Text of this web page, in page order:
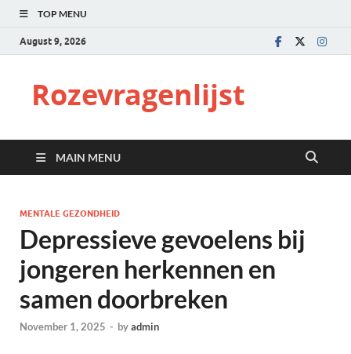
TOP MENU
August 9, 2026
Rozevragenlijst
MAIN MENU
MENTALE GEZONDHEID
Depressieve gevoelens bij
jongeren herkennen en
samen doorbreken
November 1, 2025 - byadmin